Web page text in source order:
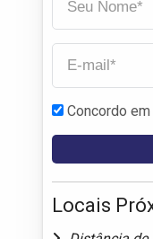
Concordo
Locais